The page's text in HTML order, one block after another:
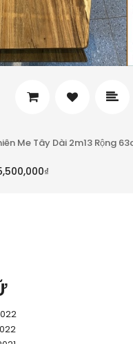
Me Tây Dài 2m13 Rộng
₫